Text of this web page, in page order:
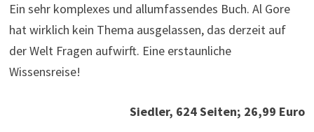
Ein sehr komplexes und allumfassendes Buch. Al Gore
hat wirklich kein Thema ausgelassen, das derzeit auf
der Welt Fragen aufwirft. Eine erstaunliche
Wissensreise!
Siedler, 624 Seiten; 26,99 Euro